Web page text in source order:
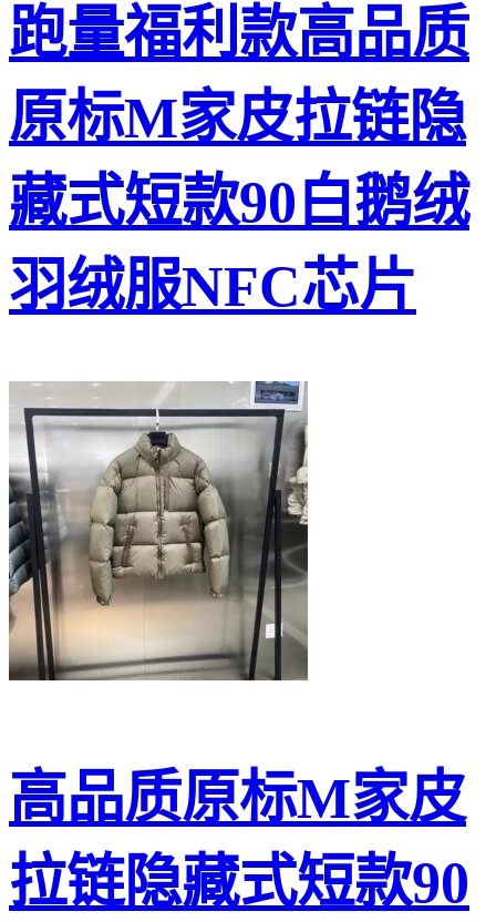
跑量福利款高品质
原标M家皮拉链隐
藏式短款90白鹅绒
羽绒服NFC芯片
高品质原标M家皮
拉链隐藏式短款90